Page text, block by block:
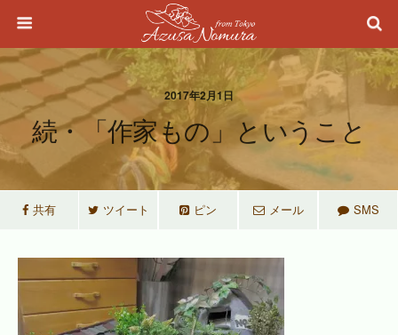
2017年2月1日
続・「作家もの」ということ
共有 ツイート ピン メール SMS